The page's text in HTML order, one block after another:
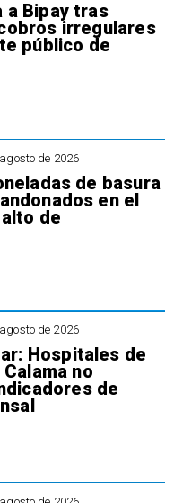
a Bipay tras
irregulares
público de
de 2026
de basura
en el
de
de 2026
Hospitales de
no
de